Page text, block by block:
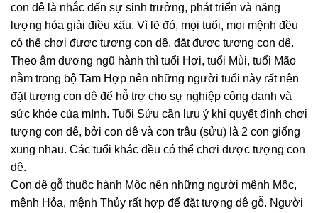
con dê là nhắc đến sự sinh trưởng, phát triển và năng
lượng hóa giải điều xấu. Vì lẽ đó, mọi tuổi, mọi mệnh đều
có thể chơi được tượng con dê, đặt được tượng con dê.
Theo âm dương ngũ hành thì tuổi Hợi, tuổi Mùi, tuổi Mão
nằm trong bộ Tam Hợp nên những người tuổi này rất nên
đặt tượng con dê để hỗ trợ cho sự nghiệp công danh và
sức khỏe của mình. Tuổi Sửu cần lưu ý khi quyết định chơi
tượng con dê, bởi con dê và con trâu (sửu) là 2 con giống
xung nhau. Các tuổi khác đều có thể chơi được tượng con
dê.
Con dê gỗ thuộc hành Mộc nên những người mệnh Mộc,
mệnh Hỏa, mệnh Thủy rất hợp để đặt tượng dê gỗ. Người